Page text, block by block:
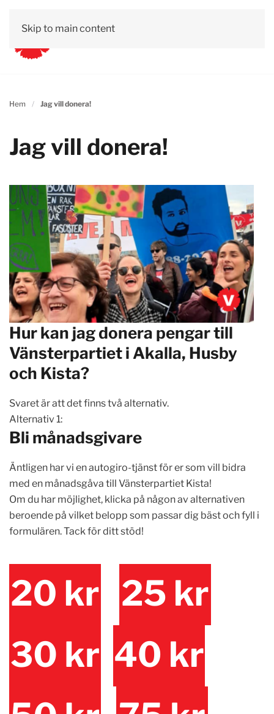
Skip to main content
Hem Jag vill donera!
Jag vill donera!
Hur kan jag donera pengar till
Vänsterpartiet i Akalla, Husby
och Kista?
Svaret är att det finns två alternativ.
Alternativ 1:
Bli månadsgivare
Äntligen har vi en autogiro-tjänst för er som vill bidra
med en månadsgåva till Vänsterpartiet Kista!
Om du har möjlighet, klicka på någon av alternativen
beroende på vilket belopp som passar dig bäst och fyll i
formulären. Tack för ditt stöd!